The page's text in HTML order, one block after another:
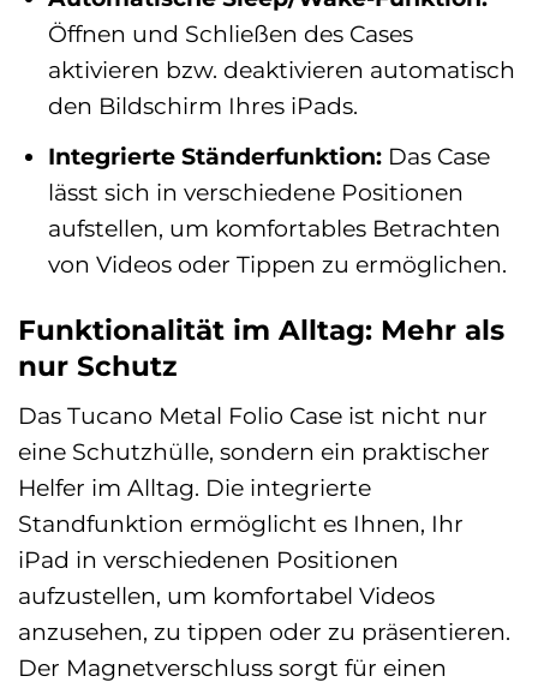
Öffnen und Schließen des Cases
aktivieren bzw. deaktivieren automatisch
den Bildschirm Ihres iPads.
Integrierte Ständerfunktion: Das Case
lässt sich in verschiedene Positionen
aufstellen, um komfortables Betrachten
von Videos oder Tippen zu ermöglichen.
Funktionalität im Alltag: Mehr als
nur Schutz
Das Tucano Metal Folio Case ist nicht nur
eine Schutzhülle, sondern ein praktischer
Helfer im Alltag. Die integrierte
Standfunktion ermöglicht es Ihnen, Ihr
iPad in verschiedenen Positionen
aufzustellen, um komfortabel Videos
anzusehen, zu tippen oder zu präsentieren.
Der Magnetverschluss sorgt für einen